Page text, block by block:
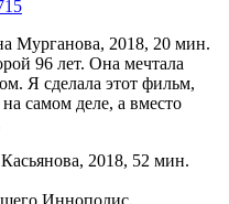
Мурганова, 2018, 20 мин.
96 лет. Она мечтала
Я сделала этот фильм,
самом деле, а вместо
2018, 52 мин.
Иннополис,